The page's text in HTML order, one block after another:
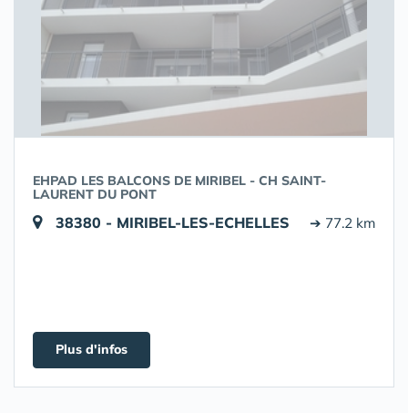
EHPAD LES BALCONS DE MIRIBEL - CH SAINT-
LAURENT DU PONT
38380 - MIRIBEL-LES-ECHELLES ➔ 77.2 km
Plus d'infos